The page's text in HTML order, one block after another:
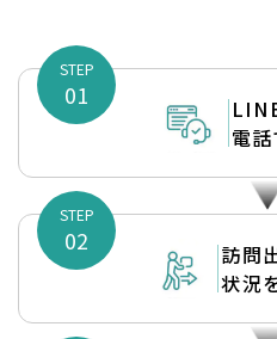
STEP
01
電
STEP
02
訪問
状況